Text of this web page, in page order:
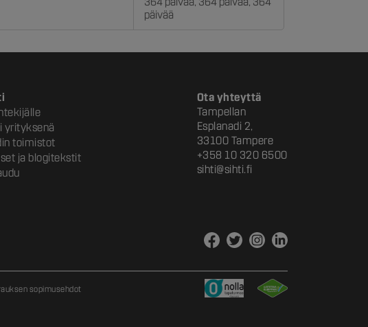
päivää
yrityksenä
toimistot
ja blogitekstit
Ota yhteyttä
Tampellan
Esplanadi 2,
33100 Tampere
+358 10 320 6500
sihti@sihti.fi
sopimusehdot